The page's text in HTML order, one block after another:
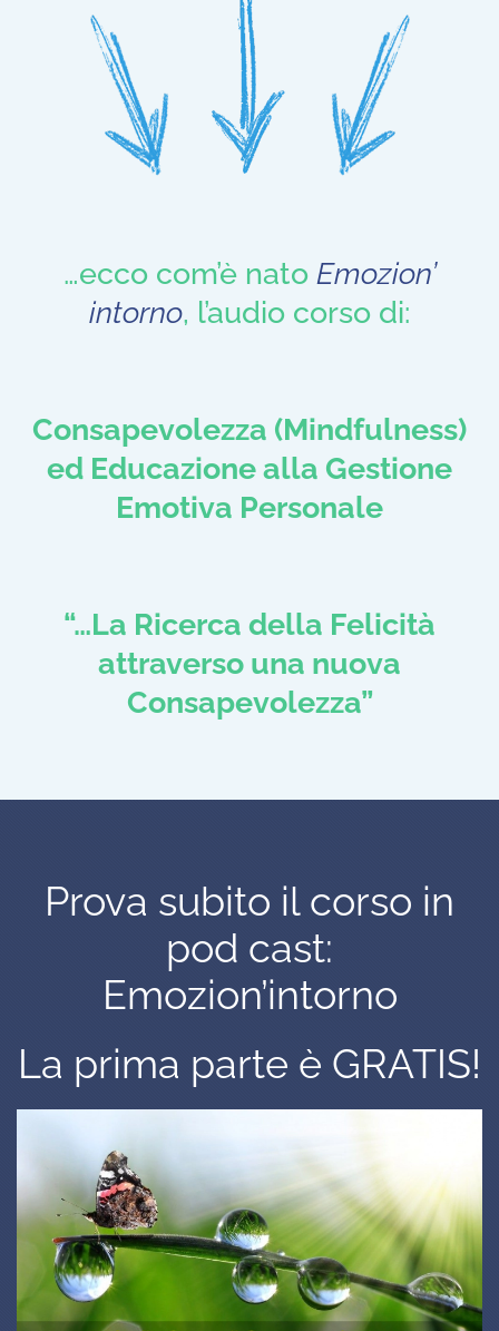
…ecco com’è nato Emozion’
intorno, l’audio corso di:
Consapevolezza (Mindfulness)
ed Educazione alla Gestione
Emotiva Personale
“…La Ricerca della Felicità
attraverso una nuova
Consapevolezza”
Prova subito il corso in
pod cast:
Emozion’intorno
La prima parte è GRATIS!